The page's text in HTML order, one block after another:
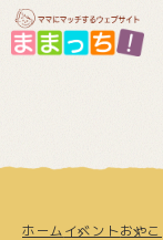
ホーム イベントおやこ